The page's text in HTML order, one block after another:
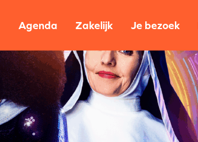
Agenda Zakelijk Je bezoek